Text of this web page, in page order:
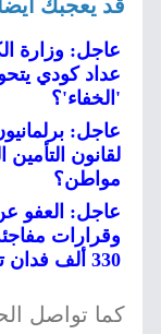
عداد كودي
'الخفاء'؟
عاجل:
لقانون
مواطن؟
عاجل: العفو
وقرارات
330 ألف فدان تقلب الموازين!
كما تواصل